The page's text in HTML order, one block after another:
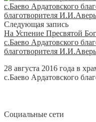
Следующая запись
На Успение Пресвятой
с.Баево Ардатовского
благотворителя
28 августа 2016 года в
с.Баево Ардатовского
Социальные сети